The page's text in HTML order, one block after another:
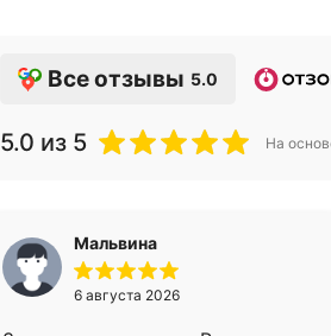
Все отзывы 5.0
5.0 из 5 На
Мальвина
6 августа 2026